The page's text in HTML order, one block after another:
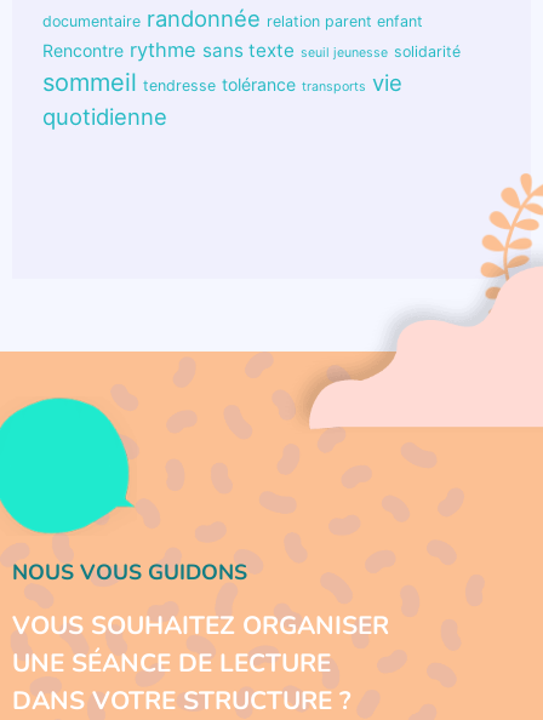
documentaire randonnée relation parent enfant
Rencontre rythme sans texte seuil jeunesse solidarité
sommeil tendresse tolérance transports vie
quotidienne
NOUS VOUS GUIDONS
VOUS SOUHAITEZ ORGANISER
UNE SÉANCE DE LECTURE
DANS VOTRE STRUCTURE ?